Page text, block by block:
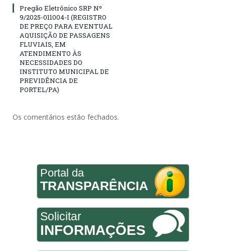
Pregão Eletrônico SRP Nº
9/2025-011004-I (REGISTRO
DE PREÇO PARA EVENTUAL
AQUISIÇÃO DE PASSAGENS
FLUVIAIS, EM
ATENDIMENTO ÀS
NECESSIDADES DO
INSTITUTO MUNICIPAL DE
PREVIDÊNCIA DE
PORTEL/PA)
Os comentários estão fechados.
Portal da
TRANSPARÊNCIA
Solicitar
INFORMAÇÕES